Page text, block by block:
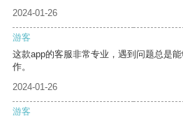
2024-01-26
游客
这款app的客服非常专业，遇到问题总是
作。
2024-01-26
游客